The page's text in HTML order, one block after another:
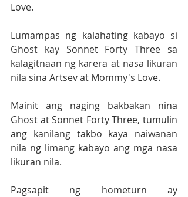
Love.
Lumampas ng kalahating kabayo si
Ghost kay Sonnet Forty Three sa
kalagitnaan ng karera at nasa likuran
nila sina Artsev at Mommy's Love.
Mainit ang naging bakbakan nina
Ghost at Sonnet Forty Three, tumulin
ang kanilang takbo kaya naiwanan
nila ng limang kabayo ang mga nasa
likuran nila.
Pagsapit ng hometurn ay